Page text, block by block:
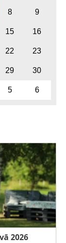
8 9
15 16
22 23
29 30
5 6
2026